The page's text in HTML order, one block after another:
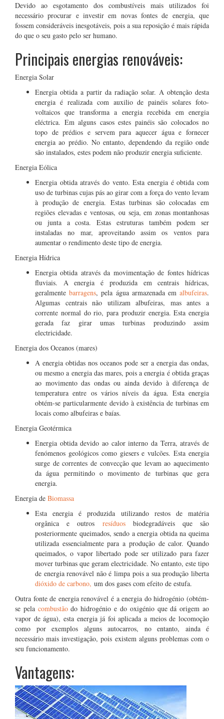
Devido ao esgotamento dos combustíveis mais utilizados foi
necessário procurar e investir em novas fontes de energia, que
fossem consideráveis inesgotáveis, pois a sua reposição é mais rápida
do que o seu gasto pelo ser humano.
Principais energias renováveis:
Energia Solar
Energia obtida a partir da radiação solar. A obtenção desta
energia é realizada com auxilio de painéis solares foto-
voltaicos que transforma a energia recebida em energia
eléctrica. Em alguns casos estes painéis são colocados no
topo de prédios e servem para aquecer água e fornecer
energia ao prédio. No entanto, dependendo da região onde
são instalados, estes podem não produzir energia suficiente.
Energia Eólica
Energia obtida através do vento. Esta energia é obtida com
uso de turbinas cujas pás ao girar com a força do vento levam
à produção de energia. Estas turbinas são colocadas em
regiões elevadas e ventosas, ou seja, em zonas montanhosas
ou junta a costa. Estas estruturas também podem ser
instaladas no mar, aproveitando assim os ventos para
aumentar o rendimento deste tipo de energia.
Energia Hídrica
Energia obtida através da movimentação de fontes hídricas
fluviais. A energia é produzida em centrais hídricas,
geralmentebarragens, pela água armazenada emalbufeiras.
Algumas centrais não utilizam albufeiras, mas antes a
corrente normal do rio, para produzir energia. Esta energia
gerada faz girar umas turbinas produzindo assim
electricidade.
Energia dos Oceanos (mares)
A energia obtidas nos oceanos pode ser a energia das ondas,
ou mesmo a energia das mares, pois a energia é obtida graças
ao movimento das ondas ou ainda devido à diferença de
temperatura entre os vários níveis da água. Esta energia
obtém-se particularmente devido à existência de turbinas em
locais como albufeiras e baías.
Energia Geotérmica
Energia obtida devido ao calor interno da Terra, através de
fenómenos geológicos como giesers e vulcões. Esta energia
surge de correntes de convecção que levam ao aquecimento
da água permitindo o movimento de turbinas que gera
energia.
Energia de Biomassa
Esta energia é produzida utilizando restos de matéria
orgânica e outros resíduos biodegradáveis que são
posteriormente queimados, sendo a energia obtida na queima
utilizada essencialmente para a produção de calor. Quando
queimados, o vapor libertado pode ser utilizado para fazer
mover turbinas que geram electricidade. No entanto, este tipo
de energia renovável não é limpa pois a sua produção liberta
dióxido de carbono, um dos gases com efeito de estufa.
Outra fonte de energia renovável é a energia do hidrogénio (obtém-
se pela combustãodo hidrogénio e do oxigénio que dá origem ao
vapor de água), esta energia já foi aplicada a meios de locomoção
como por exemplos alguns autocarros, no entanto, ainda é
necessário mais investigação, pois existem alguns problemas com o
seu funcionamento.
Vantagens: